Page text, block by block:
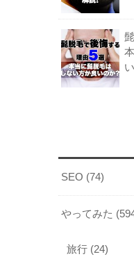
SEO (74)
やってみた
旅行 (24)